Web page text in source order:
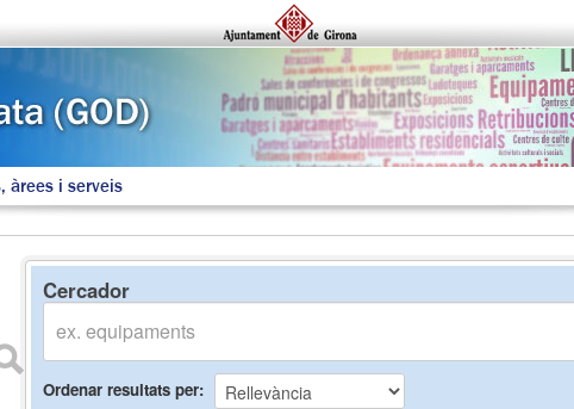
àrees i serveis
Cercador
Ordenar resultats per